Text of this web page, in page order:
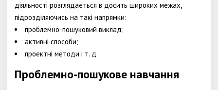
діяльності розглядається в досить широких межах,
підрозділяючись на такі напрямки:
проблемно-пошуковий виклад;
активні способи;
проектні методи і т. д.
Проблемно-пошукове навчання